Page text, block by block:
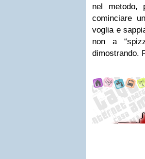
nel metodo,
cominciare
voglia e
non a
dimostrando.